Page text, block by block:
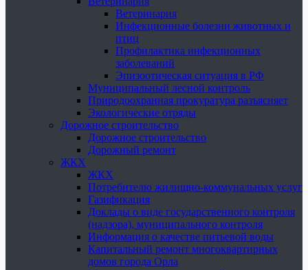
Ветеринария
Инфекционные болезни животных и
птиц
Профилактика инфекционных
заболеваний
Эпизоотическая ситуация в РФ
Муниципальный лесной контроль
Природоохранная прокуратура разъясняет
Экологические отряды
Дорожное строительство
Дорожное строительство
Дорожный ремонт
ЖКХ
ЖКХ
Потребителю жилищно-коммунальных услуг
Газификация
Доклады о виде государственного контроля
(надзора), муниципального контроля
Информация о качестве питьевой воды
Капитальный ремонт многоквартирных
домов города Орла